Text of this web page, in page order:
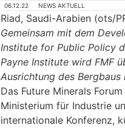
06.12.22 NEWS AKTUELL
Riad, Saudi-Arabien (ots/
Gemeinsam mit dem
Institute for Public Policy
Payne Institute wird FMF
Ausrichtung des Bergbaus
Das Future Minerals
Ministerium für Industrie
internationale Konferenz,